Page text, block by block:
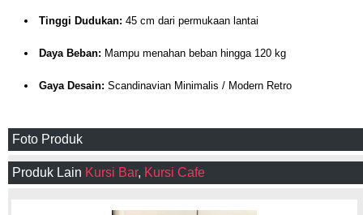
Tinggi Dudukan: 45 cm dari permukaan lantai
Daya Beban: Mampu menahan beban hingga 120 kg
Gaya Desain: Scandinavian Minimalis / Modern Retro
Foto Produk
Produk Lain Kursi Bar, Kursi Cafe